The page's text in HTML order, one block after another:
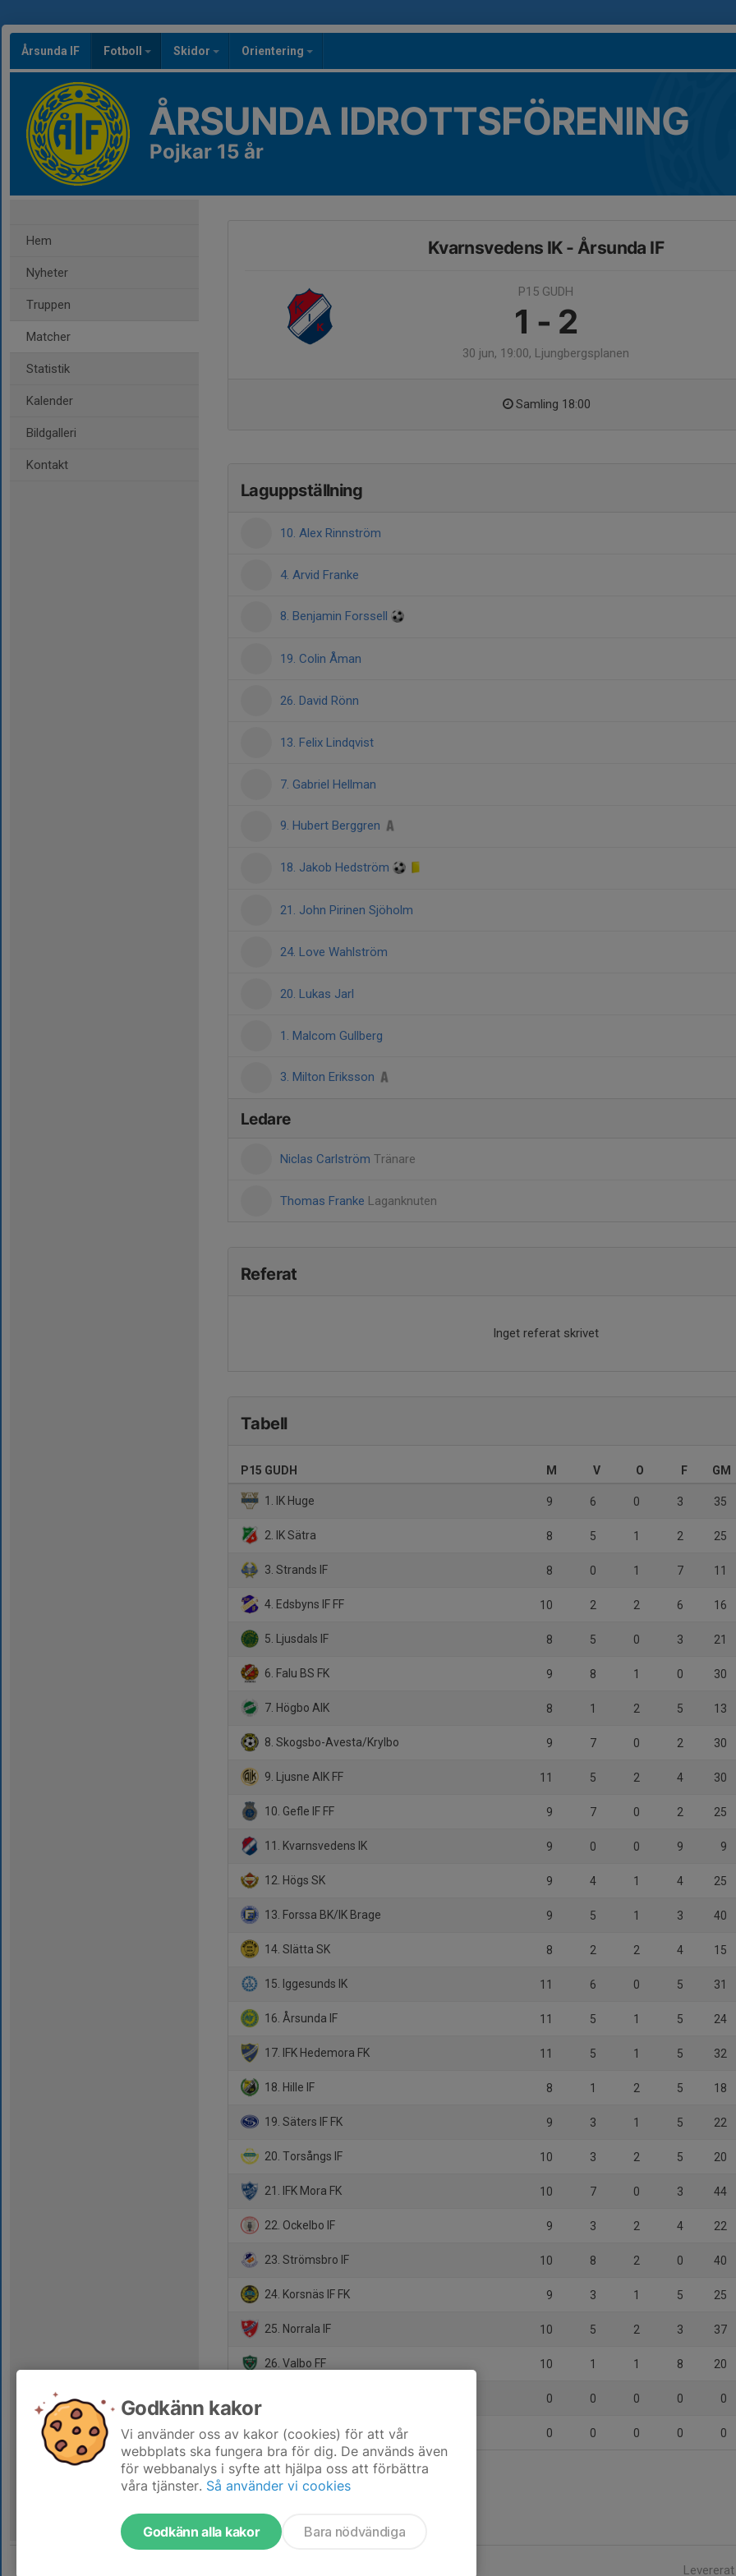
Årsunda IF Fotboll Skidor Orientering
ÅRSUNDA IDROTTSFÖRENING
Pojkar 15 år
Hem
Nyheter
Truppen
Matcher
Statistik
Kalender
Bildgalleri
Kontakt
Kvarnsvedens IK - Årsunda IF
P15 GUDH
1 - 2
30 jun, 19:00, Ljungbergsplanen
Samling 18:00
Laguppställning
10. Alex Rinnström
4. Arvid Franke
8. Benjamin Forssell
19. Colin Åman
26. David Rönn
13. Felix Lindqvist
7. Gabriel Hellman
9. Hubert Berggren
18. Jakob Hedström
21. John Pirinen Sjöholm
24. Love Wahlström
20. Lukas Jarl
1. Malcom Gullberg
3. Milton Eriksson
Ledare
Niclas Carlström Tränare
Thomas Franke Laganknuten
Referat
Inget referat skrivet
Tabell
P15 GUDH M V O F GM
1. IK Huge 9 6 0 3 35
2. IK Sätra 8 5 1 2 25
3. Strands IF 8 0 1 7 11
4. Edsbyns IF FF 10 2 2 6 16
5. Ljusdals IF 8 5 0 3 21
6. Falu BS FK 9 8 1 0 30
7. Högbo AIK 8 1 2 5 13
8. Skogsbo-Avesta/Krylbo 9 7 0 2 30
9. Ljusne AIK FF 11 5 2 4 30
10. Gefle IF FF 9 7 0 2 25
11. Kvarnsvedens IK 9 0 0 9 9
12. Högs SK 9 4 1 4 25
13. Forssa BK/IK Brage 9 5 1 3 40
14. Slätta SK 8 2 2 4 15
15. Iggesunds IK 11 6 0 5 31
16. Årsunda IF 11 5 1 5 24
17. IFK Hedemora FK 11 5 1 5 32
18. Hille IF 8 1 2 5 18
19. Säters IF FK 9 3 1 5 22
20. Torsångs IF 10 3 2 5 20
21. IFK Mora FK 10 7 0 3 44
22. Ockelbo IF 9 3 2 4 22
23. Strömsbro IF 10 8 2 0 40
24. Korsnäs IF FK 9 3 1 5 25
25. Norrala IF 10 5 2 3 37
26. Valbo FF 10 1 1 8 20
0 0 0 0 0
28. Hedesunda IF 0 0 0 0 0
Godkänn kakor
Vi använder oss av kakor (cookies) för att vår
webbplats ska fungera bra för dig. De används även
för webbanalys i syfte att hjälpa oss att förbättra
våra tjänster. Så använder vi cookies
Godkänn alla kakor Bara nödvändiga